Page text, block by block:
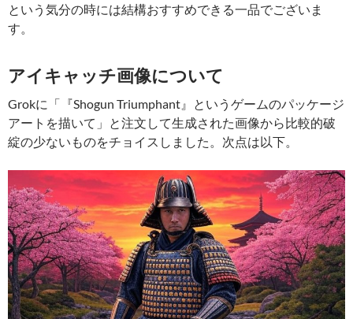
という気分の時には結構おすすめできる一品でございま
す。
アイキャッチ画像について
Grokに「『Shogun Triumphant』というゲームのパッケージ
アートを描いて」と注文して生成された画像から比較的破
綻の少ないものをチョイスしました。次点は以下。